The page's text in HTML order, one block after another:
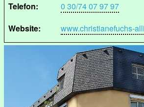
Telefon:
0 30/74 07 97 97
Website:
www.christianefuchs-